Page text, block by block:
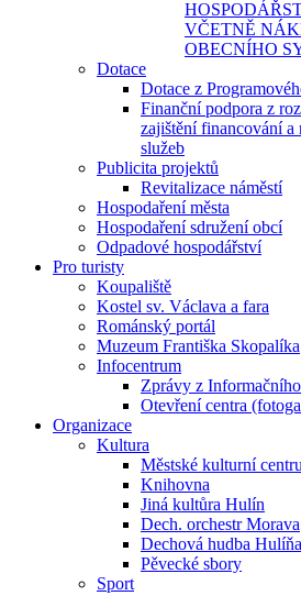
VČETNĚ
OBECNÍHO
Dotace
Dotace z
Finanční podpora z
zajištění financování a
služeb
Publicita projektů
Revitalizace náměstí
Hospodaření města
Hospodaření sdružení obcí
Odpadové hospodářství
Pro turisty
Koupaliště
Kostel sv. Václava a fara
Románský portál
Muzeum Františka Skopalíka
Infocentrum
Zprávy z
Otevření centra
Organizace
Kultura
Městské kulturní
Knihovna
Jiná kultůra Hulín
Dech. orchestr Morava
Dechová hudba
Pěvecké sbory
Sport